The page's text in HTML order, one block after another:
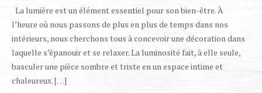
La lumière est un élément essentiel pour son bien-être. À
l’heure où nous passons de plus en plus de temps dans nos
intérieurs, nous cherchons tous à concevoir une décoration dans
laquelle s’épanouir et se relaxer. La luminosité fait, à elle seule,
basculer une pièce sombre et triste en un espace intime et
chaleureux. […]